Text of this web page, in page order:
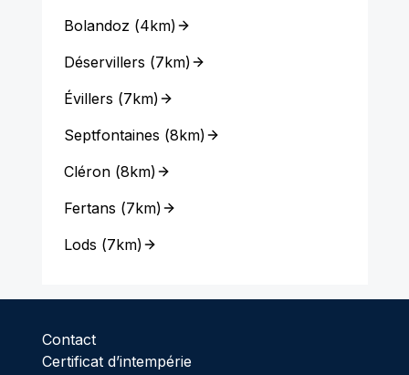
Bolandoz (4km)
Déservillers (7km)
Évillers (7km)
Septfontaines (8km)
Cléron(8km)
Fertans (7km)
Lods (7km)
Contact
Certificat d’intempérie